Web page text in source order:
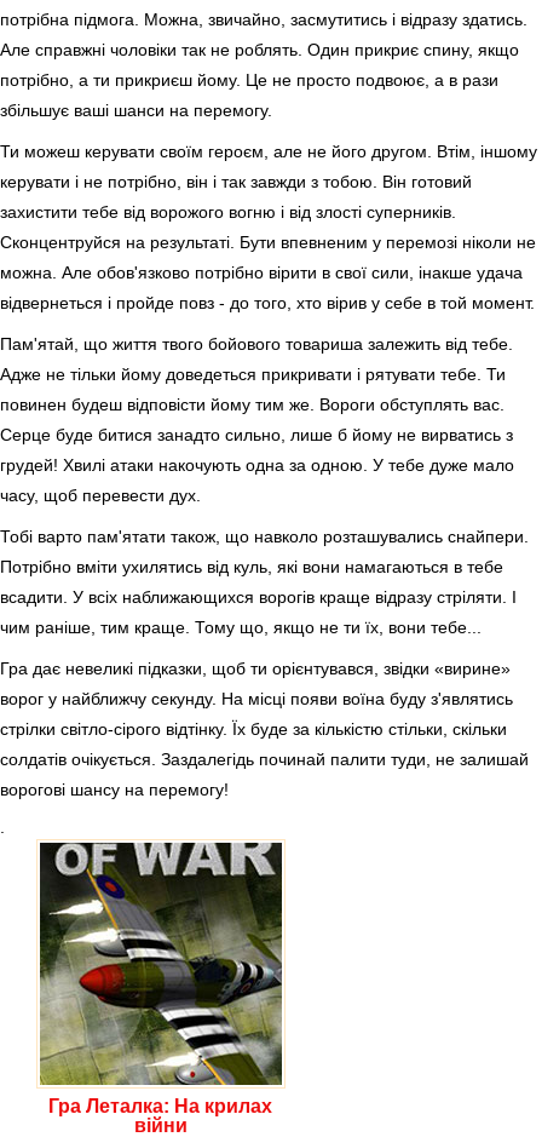
потрібна підмога. Можна, звичайно, засмутитись і відразу здатись.
Але справжні чоловіки так не роблять. Один прикриє спину, якщо
потрібно, а ти прикриєш йому. Це не просто подвоює, а в рази
збільшує ваші шанси на перемогу.
Ти можеш керувати своїм героєм, але не його другом. Втім, іншому
керувати і не потрібно, він і так завжди з тобою. Він готовий
захистити тебе від ворожого вогню і від злості суперників.
Сконцентруйся на результаті. Бути впевненим у перемозі ніколи не
можна. Але обов'язково потрібно вірити в свої сили, інакше удача
відвернеться і пройде повз - до того, хто вірив у себе в той момент.
Пам'ятай, що життя твого бойового товариша залежить від тебе.
Адже не тільки йому доведеться прикривати і рятувати тебе. Ти
повинен будеш відповісти йому тим же. Вороги обступлять вас.
Серце буде битися занадто сильно, лише б йому не вирватись з
грудей! Хвилі атаки накочують одна за одною. У тебе дуже мало
часу, щоб перевести дух.
Тобі варто пам'ятати також, що навколо розташувались снайпери.
Потрібно вміти ухилятись від куль, які вони намагаються в тебе
всадити. У всіх наближающихся ворогів краще відразу стріляти. І
чим раніше, тим краще. Тому що, якщо не ти їх, вони тебе...
Гра дає невеликі підказки, щоб ти орієнтувався, звідки «вирине»
ворог у найближчу секунду. На місці появи воїна буду з'являтись
стрілки світло-сірого відтінку. Їх буде за кількістю стільки, скільки
солдатів очікується. Заздалегідь починай палити туди, не залишай
ворогові шансу на перемогу!
Гра Леталка: На крилах
війни